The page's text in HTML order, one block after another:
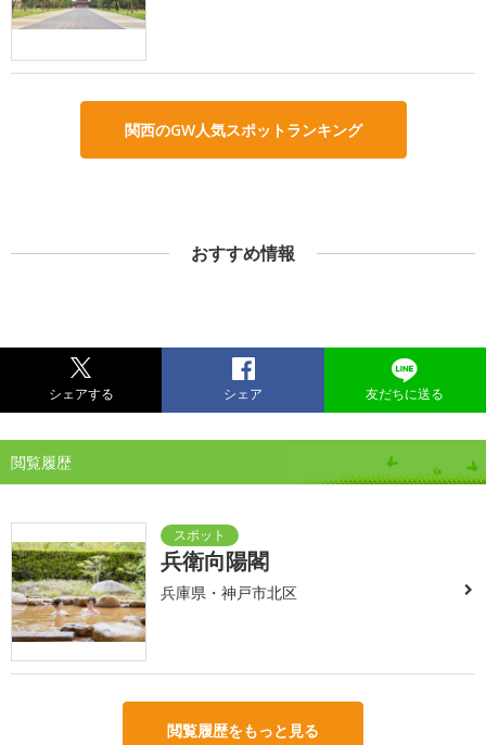
関西のGW人気スポットランキング
おすすめ情報
シェアする シェア 友だちに送る
閲覧履歴
兵衛向陽閣
兵庫県・神戸市北区
閲覧履歴をもっと見る